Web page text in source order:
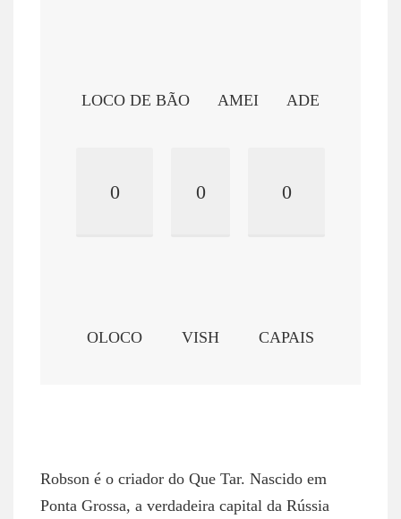
LOCO DE BÃO AMEI ADE
0
OLOCO
0
VISH
0
CAPAIS
Robson é o criador do Que Tar. Nascido em
Ponta Grossa, a verdadeira capital da Rússia